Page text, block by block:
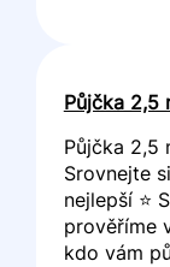
Půjčka 2,5
Půjčka 2,5
Srovnejte
nejlepší ⭐
prověříme
kdo vám